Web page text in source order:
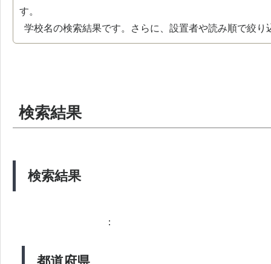
す。
学校名の検索結果です。さらに、設置者や読み順で絞り
検索結果
検索結果
：